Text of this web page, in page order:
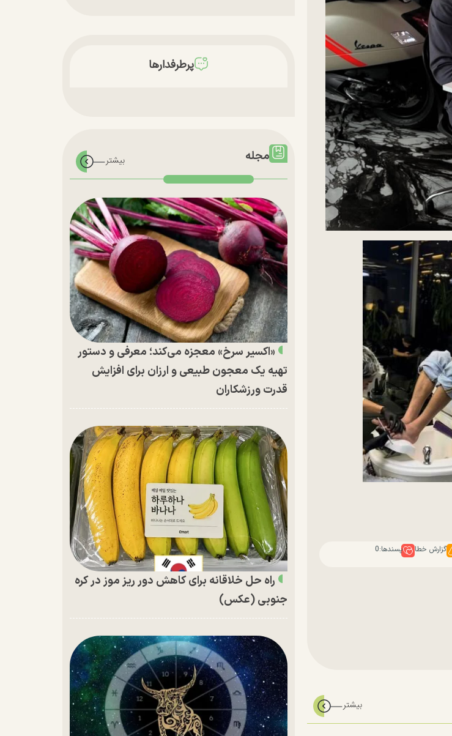
گزارش خطا پسندها:0
پرطرفدارها
مجله
«اکسیر سرخ» معجزه می‌کند؛ معرفی و دستور
تهیه یک معجون طبیعی و ارزان برای افزایش
قدرت ورزشکاران
راه حل خلاقانه برای کاهش دور ریز موز در کره
جنوبی (عکس)